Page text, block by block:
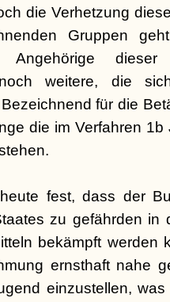
die Verhetzung
Gruppen
Angehörige dieser
weitere, die
für die
die im Verfahren
fest, dass der
zu gefährden in
bekämpft werden
ernsthaft nahe
einzustellen,